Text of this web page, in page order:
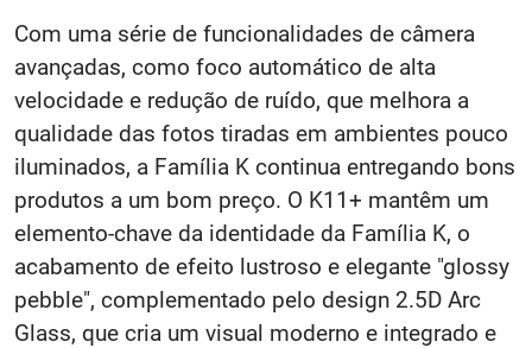
Com uma série de funcionalidades de câmera
avançadas, como foco automático de alta
velocidade e redução de ruído, que melhora a
qualidade das fotos tiradas em ambientes pouco
iluminados, a Família K continua entregando bons
produtos a um bom preço. O K11+ mantêm um
elemento-chave da identidade da Família K, o
acabamento de efeito lustroso e elegante "glossy
pebble", complementado pelo design 2.5D Arc
Glass, que cria um visual moderno e integrado e